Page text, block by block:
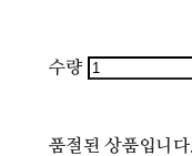
수량
품절된 상품입니다.